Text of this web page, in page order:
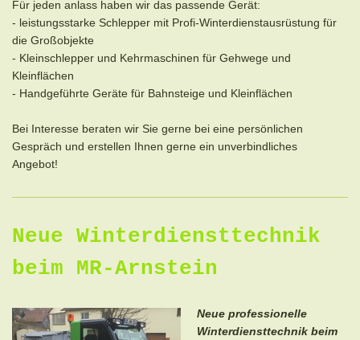
Für jeden anlass haben wir das passende Gerät:
- leistungsstarke Schlepper mit Profi-Winterdienstausrüstung für
die Großobjekte
- Kleinschlepper und Kehrmaschinen für Gehwege und
Kleinflächen
- Handgeführte Geräte für Bahnsteige und Kleinflächen
Bei Interesse beraten wir Sie gerne bei eine persönlichen
Gespräch und erstellen Ihnen gerne ein unverbindliches
Angebot!
Neue Winterdiensttechnik
beim MR-Arnstein
Neue professionelle
Winterdiensttechnik beim